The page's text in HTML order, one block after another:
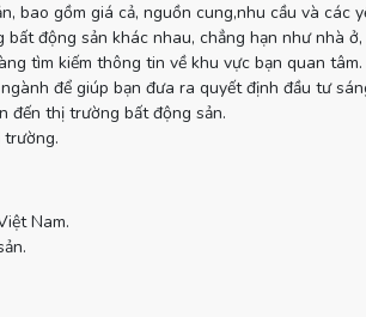
gồm giá cả, nguồn cung,nhu cầu và các
động sản khác nhau, chẳng hạn như nhà ở,
tìm kiếm thông tin về khu vực bạn quan tâm.
để giúp bạn đưa ra quyết định đầu tư
đến thị trường bất động sản.
Nam.